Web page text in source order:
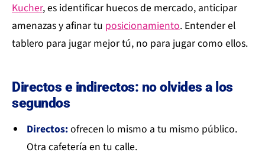
Kucher, es identificar huecos de mercado, anticipar
amenazas y afinar tu posicionamiento. Entender el
tablero para jugar mejor tú, no para jugar como ellos.
Directos e indirectos: no olvides a los
segundos
Directos:ofrecen lo mismo a tu mismo público.
Otra cafetería en tu calle.